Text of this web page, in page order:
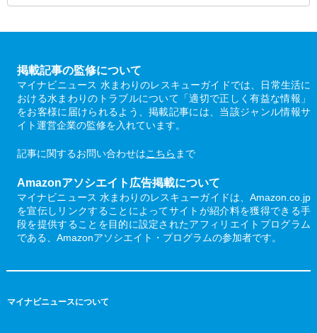
掲載記事の監修について
マイナビニュース 水まわりのレスキューガイドでは、日常生活に
おける水まわりのトラブルについて「適切で正しく有益な情報」
をお客様に届けられるよう、掲載記事には、当該ジャンル情報サ
イト運営企業の監修を入れています。
記事に関するお問い合わせはこちら まで
Amazonアソシエイト広告掲載について
マイナビニュース 水まわりのレスキューガイドは、Amazon.co.jp
を宣伝しリンクすることによってサイトが紹介料を獲得できる手
段を提供することを目的に設定されたアフィリエイトプログラム
である、Amazonアソシエイト・プログラムの参加者です。
マイナビニュースについて